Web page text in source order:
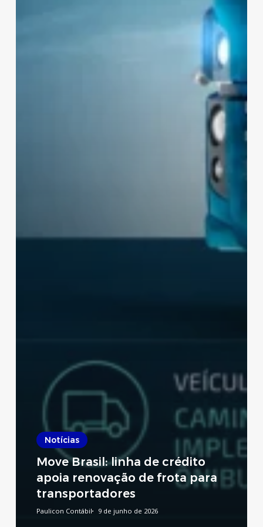
Notícias
Move Brasil: linha de crédito
apoia renovação de frota para
transportadores
Paulicon Contábil 9 de junho de 2026